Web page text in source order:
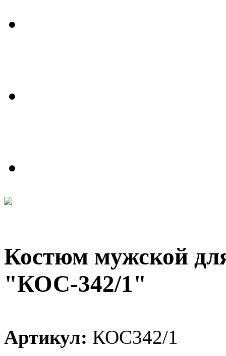
Костюм мужской
"КОС-342/1"
Артикул: КОС342/1